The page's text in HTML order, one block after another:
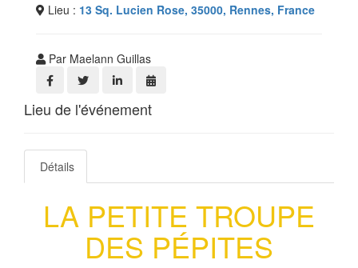
Lieu : 13 Sq. Lucien Rose, 35000, Rennes, France
Par Maelann Guillas
Lieu de l'événement
Détails
LA PETITE TROUPE
DES PÉPITES